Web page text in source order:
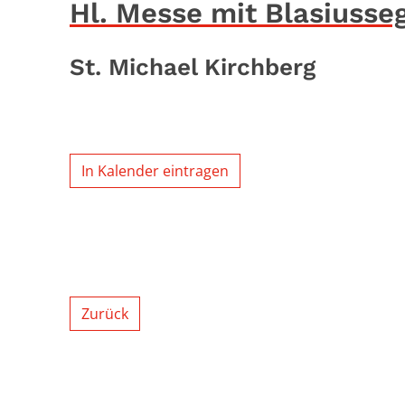
Hl. Messe mit
St. Michael Kirchberg
In Kalender eintragen
Zurück